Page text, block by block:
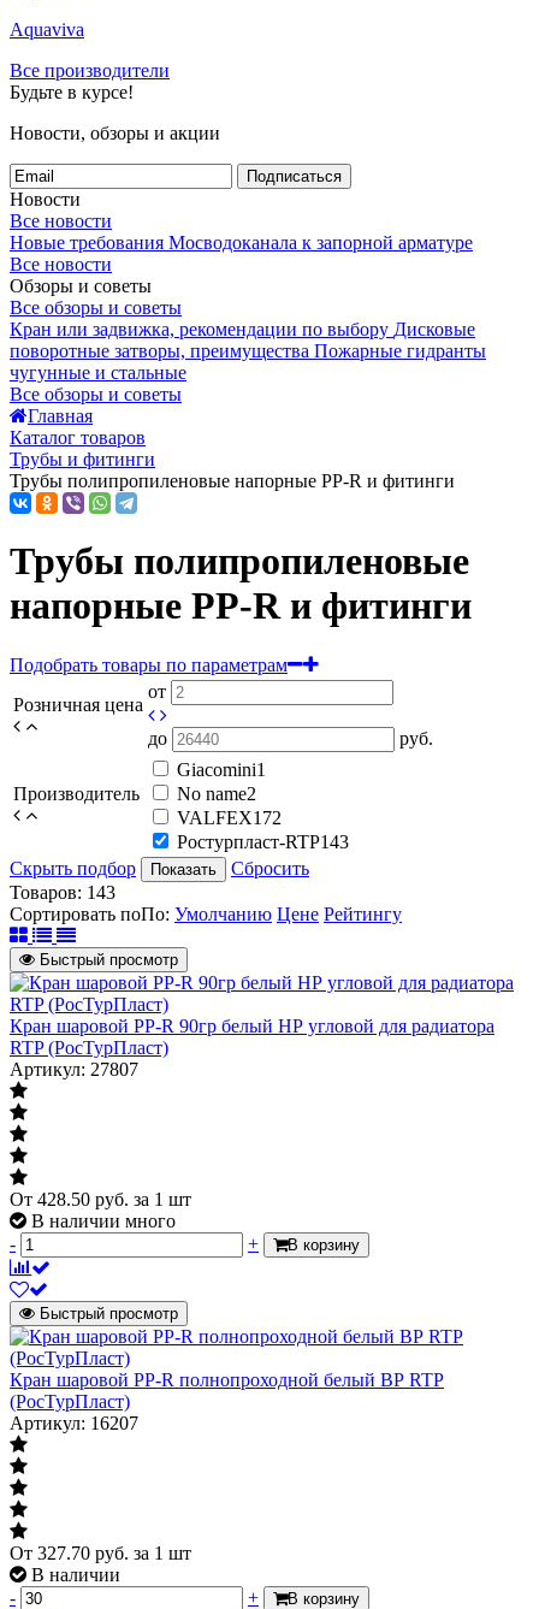
Aquaviva
Все производители
Будьте в курсе!
Новости, обзоры и акции
Подписаться
Новости
Все новости
Новые требования Мосводоканала к запорной арматуре
Все новости
Обзоры и советы
Все обзоры и советы
Кран или задвижка, рекомендации по выбору Дисковые
поворотные затворы, преимущества Пожарные гидранты
чугунные и стальные
Все обзоры и советы
Главная
Каталог товаров
Трубы и фитинги
Трубы полипропиленовые напорные PP-R и фитинги
Трубы полипропиленовые
напорные PP-R и фитинги
Подобрать товары по параметрам
Розничная цена
от
до руб.
Производитель
Giacomini1
No name2
VALFEX172
Ростурпласт-RTP143
Скрыть подбор
Показать
Сбросить
Товаров: 143
Сортировать поПо: Умолчанию Цене Рейтингу
Быстрый просмотр
Кран шаровой PP-R 90гр белый НР угловой для радиатора
RTP (РосТурПласт)
Артикул: 27807
От 428.50 руб. за 1 шт
В наличии много
-
+ В корзину
Быстрый просмотр
Кран шаровой PP-R полнопроходной белый ВР RTP
(РосТурПласт)
Артикул: 16207
От 327.70 руб. за 1 шт
В наличии
-
+ В корзину